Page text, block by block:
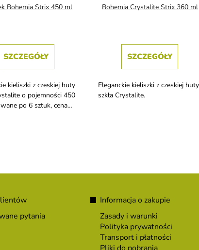
Bohemia Strix 450 ml
SZCZEGÓŁY
kieliszki z czeskiej huty
o pojemności 450
po 6 sztuk, cena
Bohemia Crystalite Strix 360 ml
SZCZEGÓŁY
Eleganckie kieliszki z czeskiej huty
szkła Crystalite.
pytania
Informacja o zakupie
Zasady i warunki
Polityka prywatności
Transport i płatności